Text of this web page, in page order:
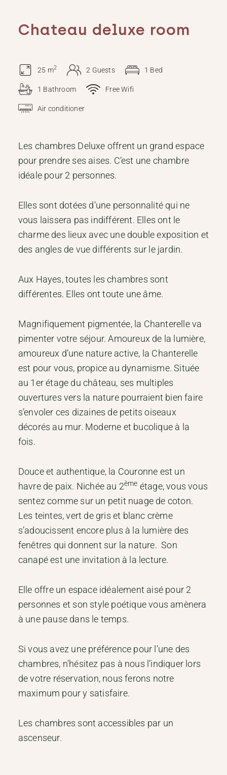
Chateau deluxe room
25 m2 2 Guests 1 Bed
1 Bathroom Free Wifi
Air conditioner
Les chambres Deluxe offrent un grand espace
pour prendre ses aises. C’est une chambre
idéale pour 2 personnes.
Elles sont dotées d’une personnalité qui ne
vous laissera pas indifférent. Elles ont le
charme des lieux avec une double exposition et
des angles de vue différents sur le jardin.
Aux Hayes, toutes les chambres sont
différentes. Elles ont toute une âme.
Magnifiquement pigmentée, la Chanterelle va
pimenter votre séjour. Amoureux de la lumière,
amoureux d’une nature active, la Chanterelle
est pour vous, propice au dynamisme. Située
au 1er étage du château, ses multiples
ouvertures vers la nature pourraient bien faire
s’envoler ces dizaines de petits oiseaux
décorés au mur. Moderne et bucolique à la
fois.
Douce et authentique, la Couronne est un
havre de paix. Nichée au 2ème étage, vous vous
sentez comme sur un petit nuage de coton.
Les teintes, vert de gris et blanc crème
s’adoucissent encore plus à la lumière des
fenêtres qui donnent sur la nature. Son
canapé est une invitation à la lecture.
Elle offre un espace idéalement aisé pour 2
personnes et son style poétique vous amènera
à une pause dans le temps.
Si vous avez une préférence pour l’une des
chambres, n’hésitez pas à nous l’indiquer lors
de votre réservation, nous ferons notre
maximum pour y satisfaire.
Les chambres sont accessibles par un
ascenseur.